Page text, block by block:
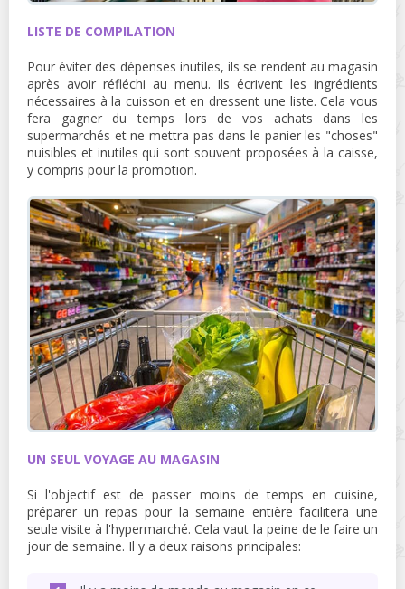
LISTE DE COMPILATION
Pour éviter des dépenses inutiles, ils se rendent au magasin
après avoir réfléchi au menu. Ils écrivent les ingrédients
nécessaires à la cuisson et en dressent une liste. Cela vous
fera gagner du temps lors de vos achats dans les
supermarchés et ne mettra pas dans le panier les "choses"
nuisibles et inutiles qui sont souvent proposées à la caisse,
y compris pour la promotion.
UN SEUL VOYAGE AU MAGASIN
Si l'objectif est de passer moins de temps en cuisine,
préparer un repas pour la semaine entière facilitera une
seule visite à l'hypermarché. Cela vaut la peine de le faire un
jour de semaine. Il y a deux raisons principales: